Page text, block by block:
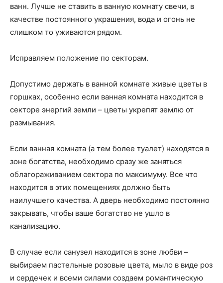
ванн. Лучше не ставить в ванную комнату свечи, в
качестве постоянного украшения, вода и огонь не
слишком то уживаются рядом.
Исправляем положение по секторам.
Допустимо держать в ванной комнате живые цветы в
горшках, особенно если ванная комната находится в
секторе энергий земли – цветы укрепят землю от
размывания.
Если ванная комната (а тем более туалет) находятся в
зоне богатства, необходимо сразу же заняться
облагораживанием сектора по максимуму. Все что
находится в этих помещениях должно быть
наилучшего качества. А дверь необходимо постоянно
закрывать, чтобы ваше богатство не ушло в
канализацию.
В случае если санузел находится в зоне любви –
выбираем пастельные розовые цвета, мыло в виде роз
и сердечек и всеми силами создаем романтическую